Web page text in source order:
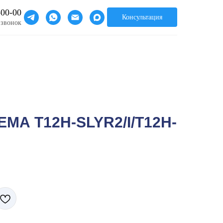
00
звонок
Консультация
T12H-SLYR2/I/T12H-